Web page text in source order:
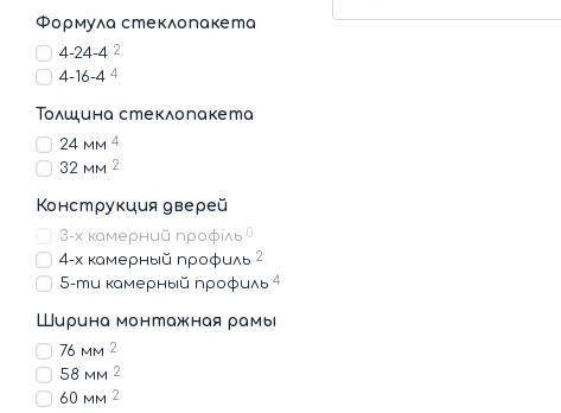
Формула стеклопакета
4-24-4 2
4-16-4 4
Толщина стеклопакета
24 мм 4
32 мм 2
Конструкция дверей
3-х камерний профіль 0
4-х камерный профиль 2
5-ти камерный профиль 4
Ширина монтажная рамы
76 мм 2
58 мм 2
60 мм 2